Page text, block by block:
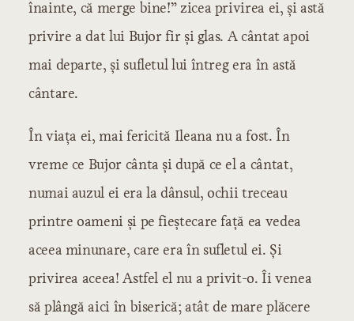
înainte, că merge bine!” zicea privirea ei, și astă
privire a dat lui Bujor fir și glas. A cântat apoi
mai departe, și sufletul lui întreg era în astă
cântare.
În viața ei, mai fericită Ileana nu a fost. În
vreme ce Bujor cânta și după ce el a cântat,
numai auzul ei era la dânsul, ochii treceau
printre oameni și pe fieștecare față ea vedea
aceea minunare, care era în sufletul ei. Și
privirea aceea! Astfel el nu a privit-o. Îi venea
să plângă aici în biserică; atât de mare plăcere